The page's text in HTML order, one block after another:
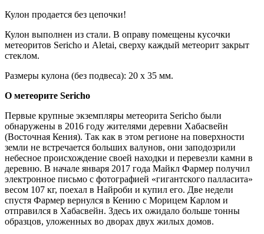
Кулон продается без цепочки!
Кулон выполнен из стали. В оправу помещены кусочки
метеоритов Sericho и Aletai, сверху каждый метеорит закрыт
стеклом.
Размеры кулона (без подвеса): 20 х 35 мм.
О метеорите Sericho
Первые крупные экземпляры метеорита Sericho были
обнаружены в 2016 году жителями деревни Хабасвейн
(Восточная Кения). Так как в этом регионе на поверхности
земли не встречается больших валунов, они заподозрили
небесное происхождение своей находки и перевезли камни в
деревню. В начале января 2017 года Майкл Фармер получил
электронное письмо с фотографией «гигантского палласита»
весом 107 кг, поехал в Найроби и купил его. Две недели
спустя Фармер вернулся в Кению с Морицем Карлом и
отправился в Хабасвейн. Здесь их ожидало больше тонны
образцов, уложенных во дворах двух жилых домов.